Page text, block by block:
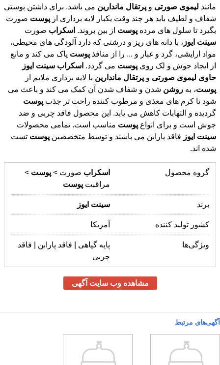
مانند لیموی صورتی و پرتقال ماندارین می باشد. برای داشتن پوستی
شفاف و لطیف باید هر چند وقت یکبار لایه برداری از پوست صورت
بگیرد تا سلول های مرده پوست از بین بروند. اسکراب صورت
سینت ایوز ، با دانه های ریز و درشتی که دارد آلودگی های محیطی،
مواد ارایشی، گرد و غبار و ... را از منافذ پوست پاک می کند و مانع
از ایجاد جوش و لک روی پوست می گردد. اسکراب سینت ایوز
حاوی لیموی صورتی و پرتقال ماندارین با لایه برداری ملایم از
پوست، به روشن شدن و شفاف شدن آن کمک می کند و باعث می
شود تا کرم های مغذی و مرطوب کننده راحت تر جذب پوست
گردیده و التهابات کاهش می یابد. این محصول فاقد چربی و ضد
جوش است و برای انواع پوست مناسب است. تمامی محصولات
سینت ایوز فاقد پارابن می باشند و توسط متخصصین پوست تست
شده اند.
گروه محصول اسکراب صورت > پوست >
مراقبت پوست
برند سینت ایوز
کشور تولید کننده آمریکا
ویژگی‌ها
پایه گیاهی | فاقد پارابن | فاقد
چربی
مشاهده وب سایت آگهی
آگهی‌های مرتبط